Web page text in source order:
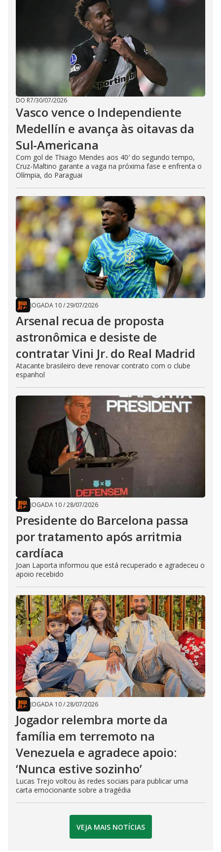
DO R7/30/07/2026
Vasco vence o Independiente
Medellín e avança às oitavas da
Sul-Americana
Com gol de Thiago Mendes aos 40′ do segundo tempo,
Cruz-Maltino garante a vaga na próxima fase e enfrenta o
Olímpia, do Paraguai
JOGADA 10/29/07/2026
Arsenal recua de proposta
astronômica e desiste de
contratar Vini Jr. do Real Madrid
Atacante brasileiro deve renovar contrato com o clube
espanhol
JOGADA 10/28/07/2026
Presidente do Barcelona passa
por tratamento após arritmia
cardíaca
Joan Laporta informou que está recuperado e agradeceu o
apoio recebido
JOGADA 10/28/07/2026
Jogador relembra morte da
família em terremoto na
Venezuela e agradece apoio:
‘Nunca estive sozinho’
Lucas Trejo voltou às redes sociais para publicar uma
carta emocionante sobre a tragédia
VEJA MAIS NOTÍCIAS